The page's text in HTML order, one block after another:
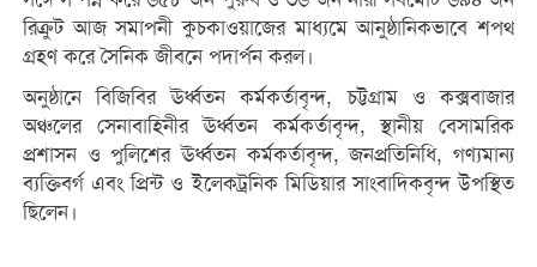
রিক্রুট আজ সমাপনী কুচকাওয়াজের মাধ্যমে আনুষ্ঠানিকভাবে শপথ
গ্রহণ করে সৈনিক জীবনে পদার্পন করল।
অনুষ্ঠানে বিজিবির ঊর্ধ্বতন কর্মকর্তাবৃন্দ, চট্টগ্রাম ও কক্সবাজার
অঞ্চলের সেনাবাহিনীর ঊর্ধ্বতন কর্মকর্তাবৃন্দ, স্থানীয় বেসামরিক
প্রশাসন ও পুলিশের ঊর্ধ্বতন কর্মকর্তাবৃন্দ, জনপ্রতিনিধি, গণ্যমান্য
ব্যক্তিবর্গ এবং প্রিন্ট ও ইলেকট্রনিক মিডিয়ার সাংবাদিকবৃন্দ উপস্থিত
ছিলেন।